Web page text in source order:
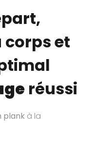
et
réussi
plank à la